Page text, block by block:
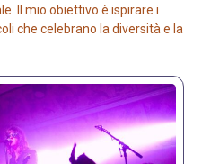
Il mio obiettivo è ispirare i
che celebrano la diversità e la